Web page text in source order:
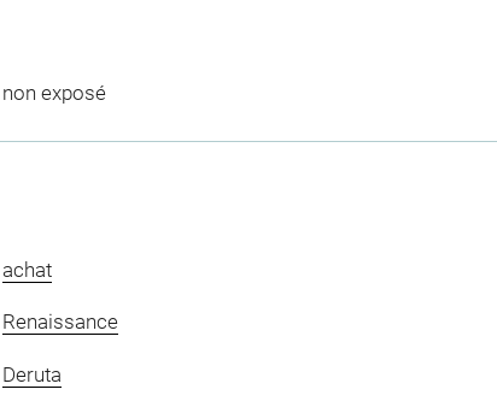
non exposé
achat
Renaissance
Deruta